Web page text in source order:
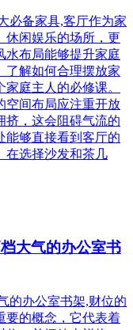
必备家具,客厅作为家
休闲娱乐的场所，更
水布局能够提升家庭
了解如何合理摆放家
庭主人的必修课。
空间布局应注重开放
挤，这会阻碍气流的
能够直接看到客厅的
在选择沙发和茶几
大气的办公室书
的办公室书架,财位的
要的概念，它代表着